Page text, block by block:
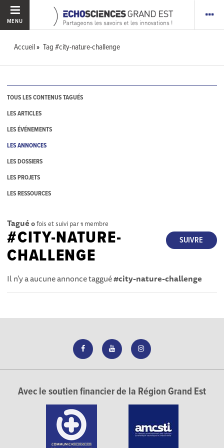
MENU
Accueil Tag #city-nature-challenge
TOUS LES CONTENUS TAGUÉS
LES ARTICLES
LES ÉVÉNEMENTS
LES ANNONCES
LES DOSSIERS
LES PROJETS
LES RESSOURCES
Tagué 0fois et suivi par1 membre
SUIVRE
#CITY-NATURE-
CHALLENGE
Il n'y a aucune annonce taggué#city-nature-challenge
Avec le soutien financier de la Région Grand Est